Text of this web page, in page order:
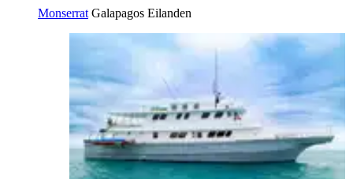
Monserrat Galapagos Eilanden